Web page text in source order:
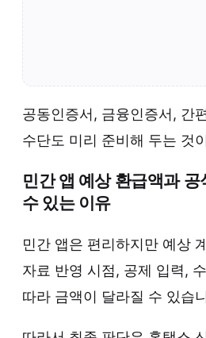
공동인증서, 금융인증서, 간
수단도 미리 준비해 두는 것
민간 앱 예상 환급액과
수 있는 이유
민간 앱은 편리하지만 예상
자료 반영 시점, 공제 입력,
따라 금액이 달라질 수 있습